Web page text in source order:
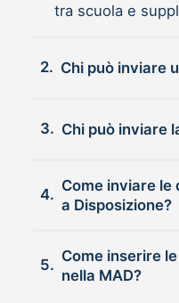
tra scuola e
2.
3. Chi può inviare
4.
Come inviare le
a Disposizione?
5.
Come inserire le
nella MAD?